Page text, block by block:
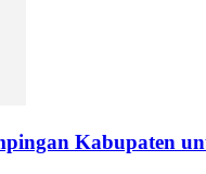
Kabupaten